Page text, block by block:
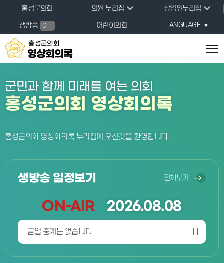
본문바로가기
홍성군의회 의원 누리집
상임위누리집
생방송
OFF 어린이의회 LANGUAGE
홍성군의회
영상회의록
군민과 함께 미래를 여는 의회
홍성군의회 영상회의록
홍성군의회 영상회의록 누리집에 오신것을 환영합니다.
생방송 일정보기 전체보기
ON-AIR 2026.08.08
금일 중계는 없습니다